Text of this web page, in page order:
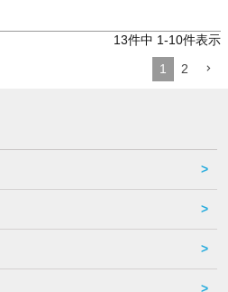
13件中 1-10件表示
1
2